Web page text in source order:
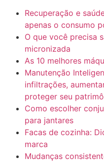
Recuperação e
apenas o consumo
O que você precisa
micronizada
As 10 melhores
Manutenção
infiltrações,
proteger seu
Como escolher
para jantares
Facas de cozinha:
marca
Mudanças